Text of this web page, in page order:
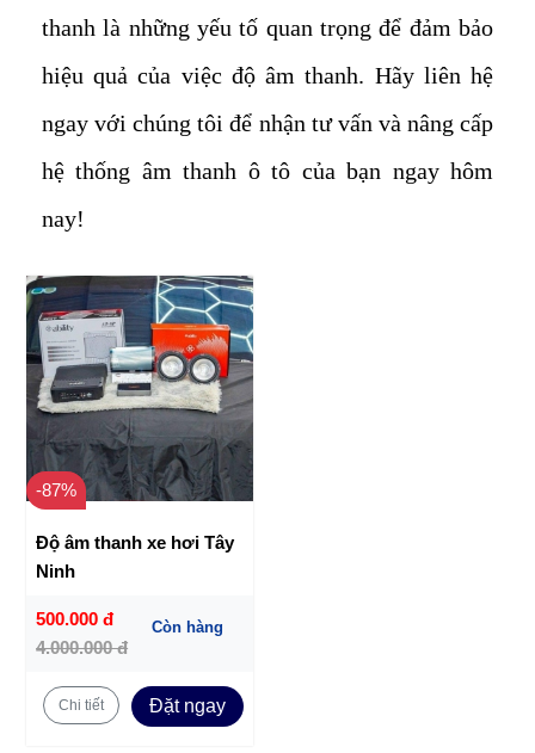
thanh là những yếu tố quan trọng để đảm bảo
hiệu quả của việc độ âm thanh. Hãy liên hệ
ngay với chúng tôi để nhận tư vấn và nâng cấp
hệ thống âm thanh ô tô của bạn ngay hôm
nay!
-87%
Độ âm thanh xe hơi Tây
Ninh
500.000 đ
4.000.000 đ
Còn hàng
Chi tiết Đặt ngay